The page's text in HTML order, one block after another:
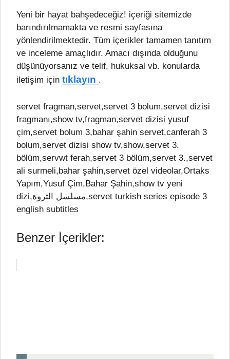
Yeni bir hayat bahşedeceğiz! içeriği sitemizde
barındırılmamakta ve resmi sayfasına
yönlendirilmektedir. Tüm içerikler tamamen tanıtım
ve inceleme amaçlıdır. Amacı dışında olduğunu
düşünüyorsanız ve telif, hukuksal vb. konularda
iletişim için tıklayın .
servet fragman,servet,servet 3 bolum,servet dizisi
fragmanı,show tv,fragman,servet dizisi yusuf
çim,servet bolum 3,bahar şahin servet,canferah 3
bolum,servet dizisi show tv,show,servet 3.
bölüm,servwt ferah,servet 3 bölüm,servet 3.,servet
ali surmeli,bahar şahin,servet özel videolar,Ortaks
Yapım,Yusuf Çim,Bahar Şahin,show tv yeni
dizi,مسلسل الثروة,servet turkish series episode 3
english subtitles
Benzer İçerikler: